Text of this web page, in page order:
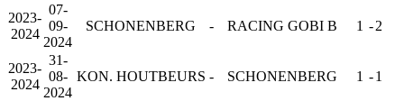
2023-
2024
07-
09-
2024
SCHONENBERG - RACING GOBI B 1 -2
2023-
2024
31-
08-
2024
KON. HOUTBEURS - SCHONENBERG 1 -1